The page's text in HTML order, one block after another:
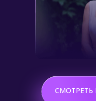
СМОТРЕТЬ